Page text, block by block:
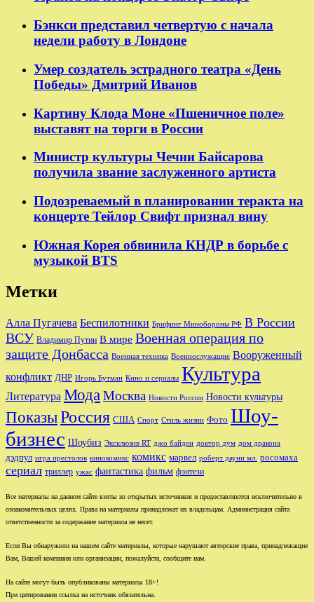
Бэнкси представил четвертую с начала
недели работу в Лондоне
Умер создатель эстрадного театра «День
Победы» Дмитрий Иванов
Картину Клода Моне «Пшеничное поле»
выставят на торги в России
Министр культуры Чечни Байсарова
получила звание заслуженного артиста
Подозреваемый в планировании теракта на
концерте Тейлор Свифт признал вину
Южная Корея обвинила КНДР в борьбе с
музыкой BTS
Метки
Алла Пугачева Беспилотники Брифинг Минобороны РФ В России
ВСУ Владимир Путин В мире Военная операция по
защите Донбасса Военная техника Военнослужащие Вооруженный
конфликт ДНР Игорь Бутман Кино и сериалы Культура
Литература Мода Москва Новости России Новости культуры
ПоказыРоссия США Спорт Стиль жизни Фото Шоу-
бизнес Шоубиз Эксклюзив RT джо байден доктор дум дом дракона
дэдпул игра престолов кинокомикс комикс марвел роберт дауни мл. росомаха
сериал триллер ужас фантастика фильм фэнтези
Все материалы на данном сайте взяты из открытых источников и предоставляются исключительно в
ознакомительных целях. Права на материалы принадлежат их владельцам. Администрация сайта
ответственности за содержание материала не несет.
Если Вы обнаружили на нашем сайте материалы, которые нарушают авторские права, принадлежащие
Вам, Вашей компании или организации, пожалуйста, сообщите нам.
На сайте могут быть опубликованы материалы 18+!
При цитировании ссылка на источник обязательна.